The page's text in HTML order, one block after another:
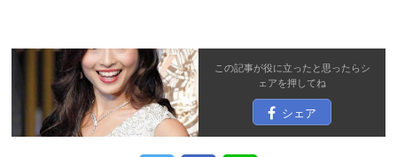
この記事が役に立ったと思ったらシ
ェアを押してね
シェア